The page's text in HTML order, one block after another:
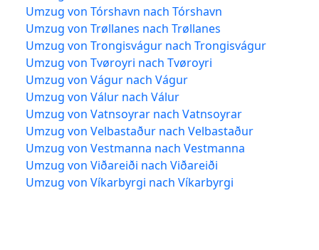
Umzug von Tórshavn nach Tórshavn
Umzug von Trøllanes nach Trøllanes
Umzug von Trongisvágur nach Trongisvágur
Umzug von Tvøroyri nach Tvøroyri
Umzug von Vágur nach Vágur
Umzug von Válur nach Válur
Umzug von Vatnsoyrar nach Vatnsoyrar
Umzug von Velbastaður nach Velbastaður
Umzug von Vestmanna nach Vestmanna
Umzug von Viðareiði nach Viðareiði
Umzug von Víkarbyrgi nach Víkarbyrgi